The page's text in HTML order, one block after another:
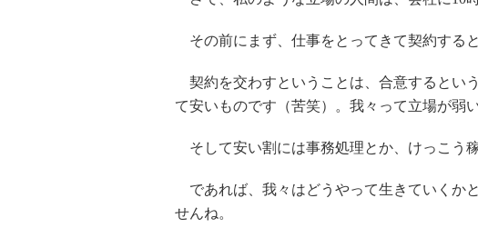
その前にまず、仕事をとってきて契約すると
契約を交わすということは、合意するとい
て安いものです（苦笑）。我々って立場が弱
そして安い割には事務処理とか、けっこう
であれば、我々はどうやって生きていくか
せんね。